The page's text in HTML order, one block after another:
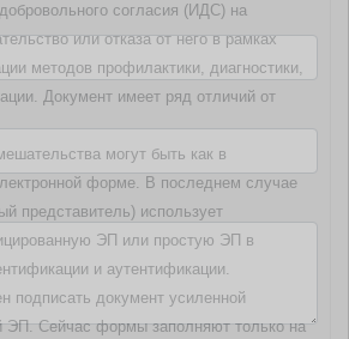
согласия (ИДС) на
или отказа от него в рамках
методов профилактики, диагностики,
Документ имеет ряд отличий от
могут быть как в
форме. В последнем случае
представитель) использует
ЭП или простую ЭП в
и аутентификации.
подписать документ усиленной
ЭП. Сейчас формы заполняют только на